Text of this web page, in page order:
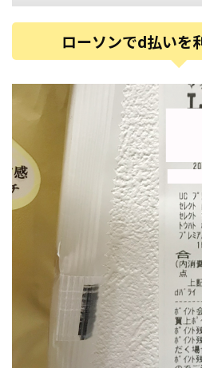
ローソンでd払いを